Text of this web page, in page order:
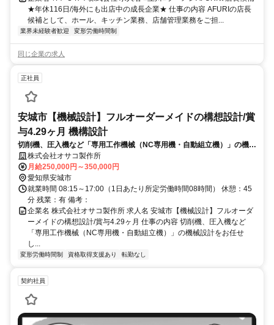
★年休116日/海外にも出店中の成長企業★ 仕事の内容 AFURIの店長
候補として、ホール、キッチン業務、店舗管理業務をご担...
業界未経験者歓迎 変形労働時間制
同じ企業の求人
正社員
安城市【機械設計】フルオーダーメイドの構想設計/賞
与4.29ヶ月 機構設計
切削機、圧入機など「専用工作機械（NC専用機・自動組立機）」の機械
設計をお任せします。顧客要望を形にするフルオーダーメイド設計で
す。
株式会社オサコ製作所
月給250,000円～350,000円
愛知県安城市
就業時間 08:15～17:00（1日あたり所定労働時間08時間） 休憩：45
分 残業：有 備考：
企業名 株式会社オサコ製作所 求人名 安城市【機械設計】フルオーダ
ーメイドの構想設計/賞与4.29ヶ月 仕事の内容 切削機、圧入機など
「専用工作機械（NC専用機・自動組立機）」の機械設計をお任せ
し...
変形労働時間制 資格取得支援あり 転勤なし
契約社員